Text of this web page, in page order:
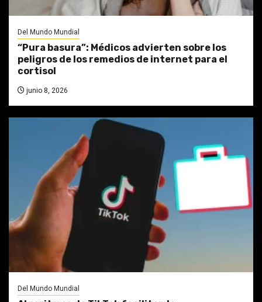
Del Mundo Mundial
“Pura basura”: Médicos advierten sobre los
peligros de los remedios de internet para el
cortisol
junio 8, 2026
Del Mundo Mundial